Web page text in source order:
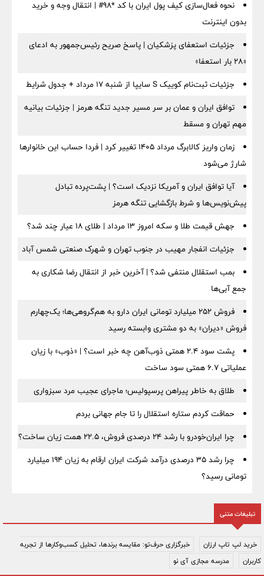
نحوه فعال‌سازی کیف پول ایران با کد *98# | انتقال وجه و خرید
بدون اینترنت
جزئیات استعفای پزشکیان | پاسخ صریح رئیس‌جمهور به ادعای
«۲۸ بار استعفا»
جزئیات ثبت‌نام کوییک S سایپا از شنبه ۱۷ مرداد + جدول شرایط
توافق ایران و عمان بر سر مسیر جدید تنگه هرمز | جزئیات بیانیه
مهم تهران و مسقط
زمان واریز کالابرگ مرداد ۱۴۰۵ تغییر کرد | فردا حساب این خانوارها
شارژ می‌شود
آیا توافق ایران و آمریکا نزدیک است؟ | پشت‌پرده تبادل
پیش‌نویس‌ها و شرط بازگشایی تنگه هرمز
جهش قیمت طلا و سکه امروز ۱۳ مرداد | طلای ۱۸ عیار چند شد؟
جزئیات انفجار مهیب در جنوب تهران و شهرک صنعتی شمس آباد
بمب استقلال منتفی شد؟ | آخرین خبر از انتقال رضا شکاری به
جمع آبی‌ها
فروش ۲۵۲ میلیارد تومانی ایران دارو به هم‌گروهی‌ها؛ یک‌چهارم
فروش «دیران» به دو مشتری وابسته رسید
پشت سود ۲.۴ همتی ذوب‌آهن چه خبر است؟ | «ذوب» با زیان
عملیاتی ۶.۷ همتی سود ساخت
طلاق به خاطر پیراهن پرسپولیس؛ ماجرای عجیب مرد سبزواری
حماقت کردم ستاره استقلال را تا جام جهانی بردم
چرا ایران‌خودرو با رشد ۲۴ درصدی فروش، ۲۲.۵ همت زیان ساخت؟
چرا رشد ۳۵ درصدی درآمد شرکت ایران ارقام به زیان ۱۹۴ میلیارد
تومانی رسید؟
تبلیغات متنی
خرید لپ تاپ ارزان
خبرگزاری حرف‌تو: مقایسه برندها، تحلیل کسب‌وکارها از تجربه
کاربران
مدرسه مجازی آی نو